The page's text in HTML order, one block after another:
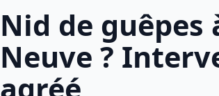
Nid de
Neuve ?